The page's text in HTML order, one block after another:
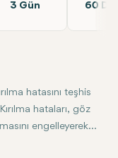
3 Gün 60
hatasını teşhis
hataları, göz
engelleyerek
Yaygın kırılma